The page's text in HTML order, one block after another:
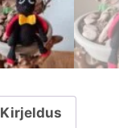
Kirjeldus